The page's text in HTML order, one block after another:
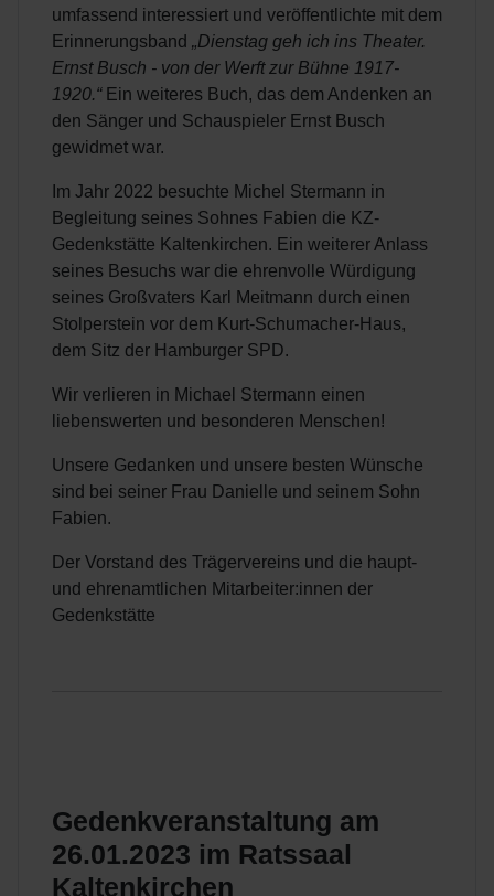
umfassend interessiert und veröffentlichte mit dem
Erinnerungsband „Dienstag geh ich ins Theater.
Ernst Busch - von der Werft zur Bühne 1917-
1920.“Ein weiteres Buch, das dem Andenken an
den Sänger und Schauspieler Ernst Busch
gewidmet war.
Im Jahr 2022 besuchte Michel Stermann in
Begleitung seines Sohnes Fabien die KZ-
Gedenkstätte Kaltenkirchen. Ein weiterer Anlass
seines Besuchs war die ehrenvolle Würdigung
seines Großvaters Karl Meitmann durch einen
Stolperstein vor dem Kurt-Schumacher-Haus,
dem Sitz der Hamburger SPD.
Wir verlieren in Michael Stermann einen
liebenswerten und besonderen Menschen!
Unsere Gedanken und unsere besten Wünsche
sind bei seiner Frau Danielle und seinem Sohn
Fabien.
Der Vorstand des Trägervereins und die haupt-
und ehrenamtlichen Mitarbeiter:innen der
Gedenkstätte
Gedenkveranstaltung am
26.01.2023 im Ratssaal
Kaltenkirchen